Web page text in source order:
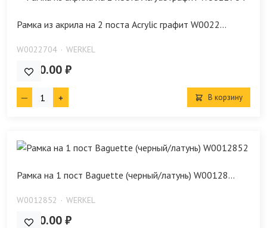
Рамка из акрила на 2 поста Acrylic графит W0022...
W0022704 WERKEL
1 150.00 ₽
В корзину
Рамка на 1 пост Baguette (черный/латунь) W00128...
W0012852 WERKEL
2 930.00 ₽